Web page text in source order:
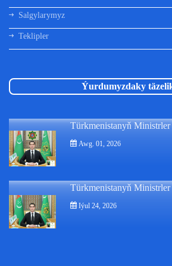
Salgylarymyz
Teklipler
Ýurdumyzdaky
Türkmenistanyň
Awg. 01, 2026
Türkmenistanyň
Iýul 24, 2026